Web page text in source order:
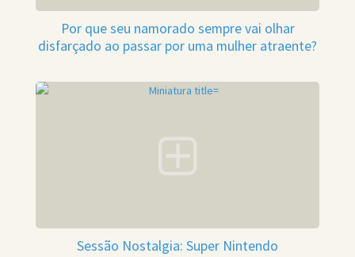
Por que seu namorado sempre vai olhar
disfarçado ao passar por uma mulher atraente?
Sessão Nostalgia: Super Nintendo